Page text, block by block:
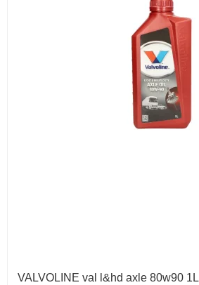
VALVOLINE val l&hd axle 80w90 1L